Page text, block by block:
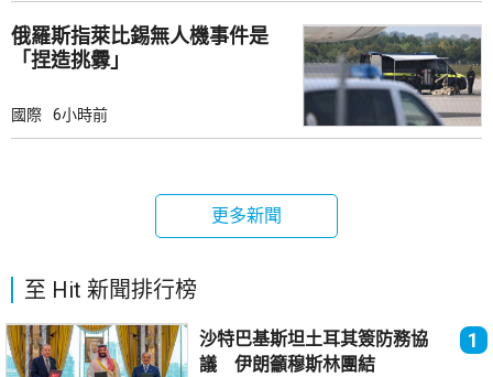
俄羅斯指萊比錫無人機事件是
「捏造挑釁」
國際 6小時前
更多新聞
至 Hit 新聞排行榜
沙特巴基斯坦土耳其簽防務協
議 伊朗籲穆斯林團結
1